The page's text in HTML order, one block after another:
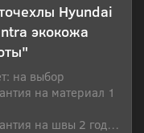
Hyundai
экокожа
на выбор
на материал 1
на швы 2 года